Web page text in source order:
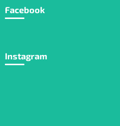
Facebook
Instagram